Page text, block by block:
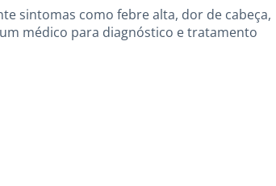
sintomas como febre alta, dor de cabeça,
médico para diagnóstico e tratamento